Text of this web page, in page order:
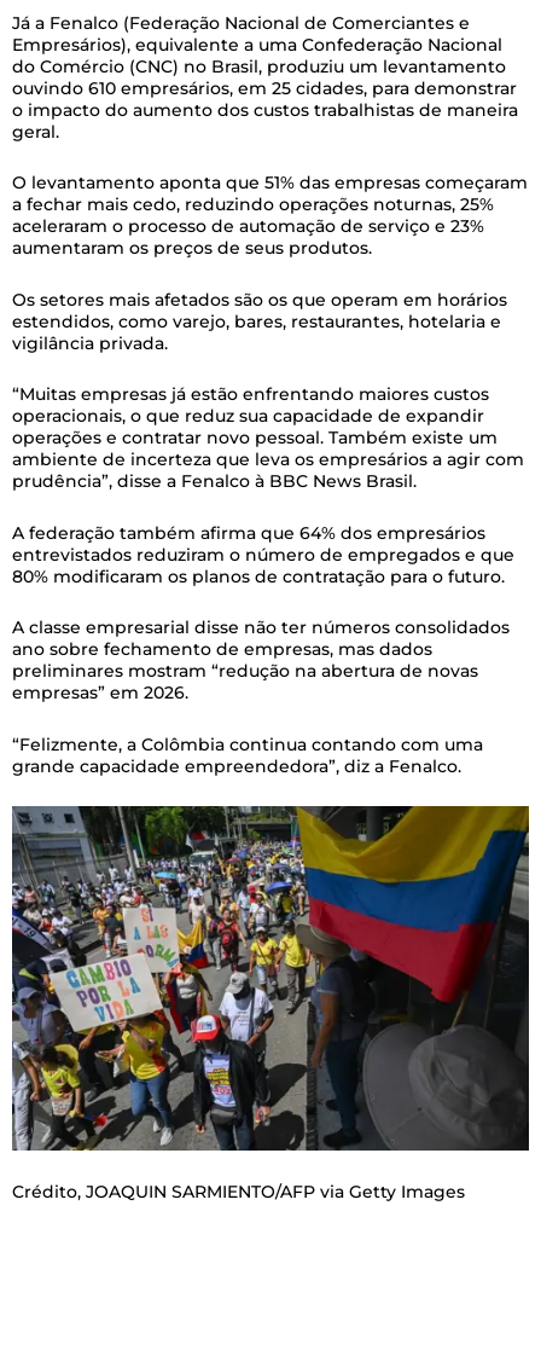
Já a Fenalco (Federação Nacional de Comerciantes e
Empresários), equivalente a uma Confederação Nacional
do Comércio (CNC) no Brasil, produziu um levantamento
ouvindo 610 empresários, em 25 cidades, para demonstrar
o impacto do aumento dos custos trabalhistas de maneira
geral.
O levantamento aponta que 51% das empresas começaram
a fechar mais cedo, reduzindo operações noturnas, 25%
aceleraram o processo de automação de serviço e 23%
aumentaram os preços de seus produtos.
Os setores mais afetados são os que operam em horários
estendidos, como varejo, bares, restaurantes, hotelaria e
vigilância privada.
“Muitas empresas já estão enfrentando maiores custos
operacionais, o que reduz sua capacidade de expandir
operações e contratar novo pessoal. Também existe um
ambiente de incerteza que leva os empresários a agir com
prudência”, disse a Fenalco à BBC News Brasil.
A federação também afirma que 64% dos empresários
entrevistados reduziram o número de empregados e que
80% modificaram os planos de contratação para o futuro.
A classe empresarial disse não ter números consolidados
ano sobre fechamento de empresas, mas dados
preliminares mostram “redução na abertura de novas
empresas” em 2026.
“Felizmente, a Colômbia continua contando com uma
grande capacidade empreendedora”, diz a Fenalco.
Crédito, JOAQUIN SARMIENTO/AFP via Getty Images